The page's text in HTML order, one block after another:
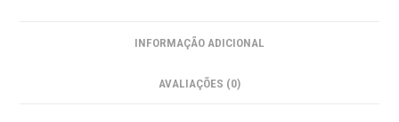
INFORMAÇÃO ADICIONAL
AVALIAÇÕES (0)